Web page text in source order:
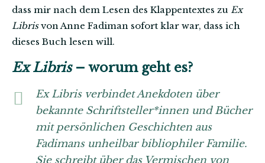
dass mir nach dem Lesen des Klappentextes zu Ex
Librisvon Anne Fadiman sofort klar war, dass ich
dieses Buch lesen will.
Ex Libris– worum geht es?
Ex Libris verbindet Anekdoten über
bekannte Schriftsteller*innen und Bücher
mit persönlichen Geschichten aus
Fadimans unheilbar bibliophiler Familie.
Sie schreibt über das Vermischen von